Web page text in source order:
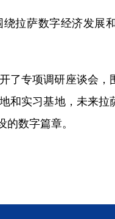
萨数字经济发展
专项调研座谈会，
实习基地，未来
数字篇章。